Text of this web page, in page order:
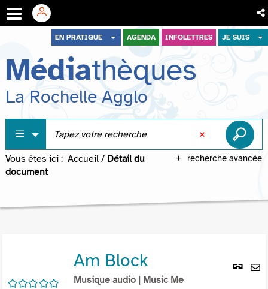
menu
contenu
recherche
EN PRATIQUE AGENDA INFOLETTRES JE SUIS
Médiathèques
La Rochelle Agglo
recherche avancée
Vous êtes ici : Accueil / Détail du
document
Lien
/5
Am Block
Musique audio | Music Me